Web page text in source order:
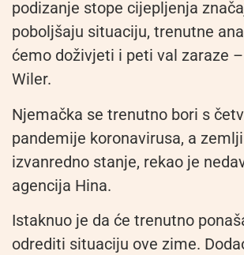
podizanje stope cijepljenja
poboljšaju situaciju, trenutne
ćemo doživjeti i peti val zaraze
Wiler.
Njemačka se trenutno bori s
pandemije koronavirusa, a
izvanredno stanje, rekao je
agencija Hina.
Istaknuo je da će trenutno
odrediti situaciju ove zime.